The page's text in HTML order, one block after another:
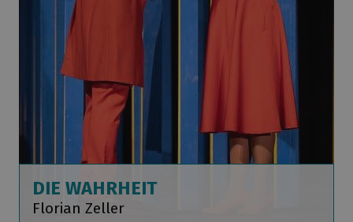
DIE WAHRHEIT
Florian Zeller